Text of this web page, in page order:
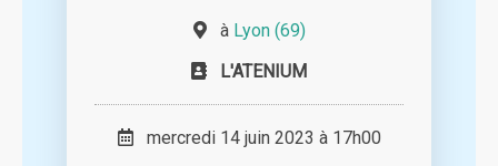
à Lyon (69)
L'ATENIUM
mercredi 14 juin 2023 à 17h00